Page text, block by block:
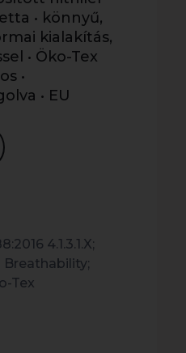
• könnyű,
kialakítás,
• Öko-Tex
•
• EU
4.1.3.1.X;
Breathability;
Tex